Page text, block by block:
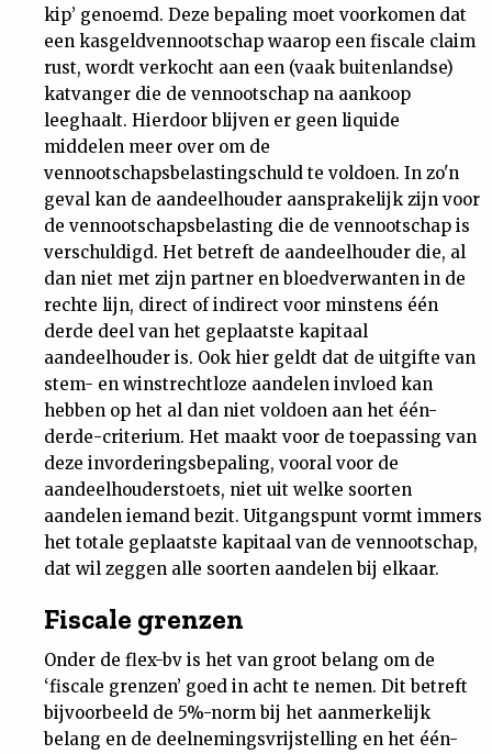
kip’ genoemd. Deze bepaling moet voorkomen dat
een kasgeldvennootschap waarop een fiscale claim
rust, wordt verkocht aan een (vaak buitenlandse)
katvanger die de vennootschap na aankoop
leeghaalt. Hierdoor blijven er geen liquide
middelen meer over om de
vennootschapsbelastingschuld te voldoen. In zo'n
geval kan de aandeelhouder aansprakelijk zijn voor
de vennootschapsbelasting die de vennootschap is
verschuldigd. Het betreft de aandeelhouder die, al
dan niet met zijn partner en bloedverwanten in de
rechte lijn, direct of indirect voor minstens één
derde deel van het geplaatste kapitaal
aandeelhouder is. Ook hier geldt dat de uitgifte van
stem- en winstrechtloze aandelen invloed kan
hebben op het al dan niet voldoen aan het één-
derde-criterium. Het maakt voor de toepassing van
deze invorderingsbepaling, vooral voor de
aandeelhouderstoets, niet uit welke soorten
aandelen iemand bezit. Uitgangspunt vormt immers
het totale geplaatste kapitaal van de vennootschap,
dat wil zeggen alle soorten aandelen bij elkaar.
Fiscale grenzen
Onder de flex-bv is het van groot belang om de
‘fiscale grenzen’ goed in acht te nemen. Dit betreft
bijvoorbeeld de 5%-norm bij het aanmerkelijk
belang en de deelnemingsvrijstelling en het één-